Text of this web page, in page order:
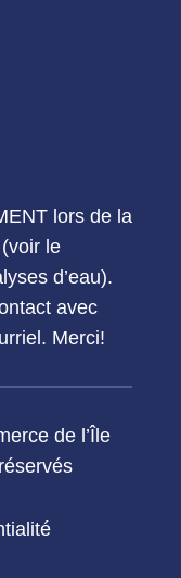
lors de la
le
d’eau).
avec
Merci!
de l’Île